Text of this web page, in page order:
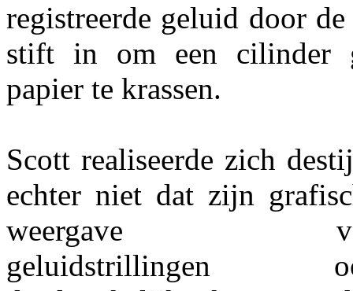
registreerde geluid door
stift in om een cilinder
papier te krassen.
Scott realiseerde zich
echter niet dat zijn
weergave
geluidstrillingen